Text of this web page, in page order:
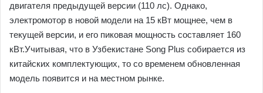
двигателя предыдущей версии (110 лс). Однако,
электромотор в новой модели на 15 кВт мощнее, чем в
текущей версии, и его пиковая мощность составляет 160
кВт.Учитывая, что в Узбекистане Song Plus собирается из
китайских комплектующих, то со временем обновленная
модель появится и на местном рынке.